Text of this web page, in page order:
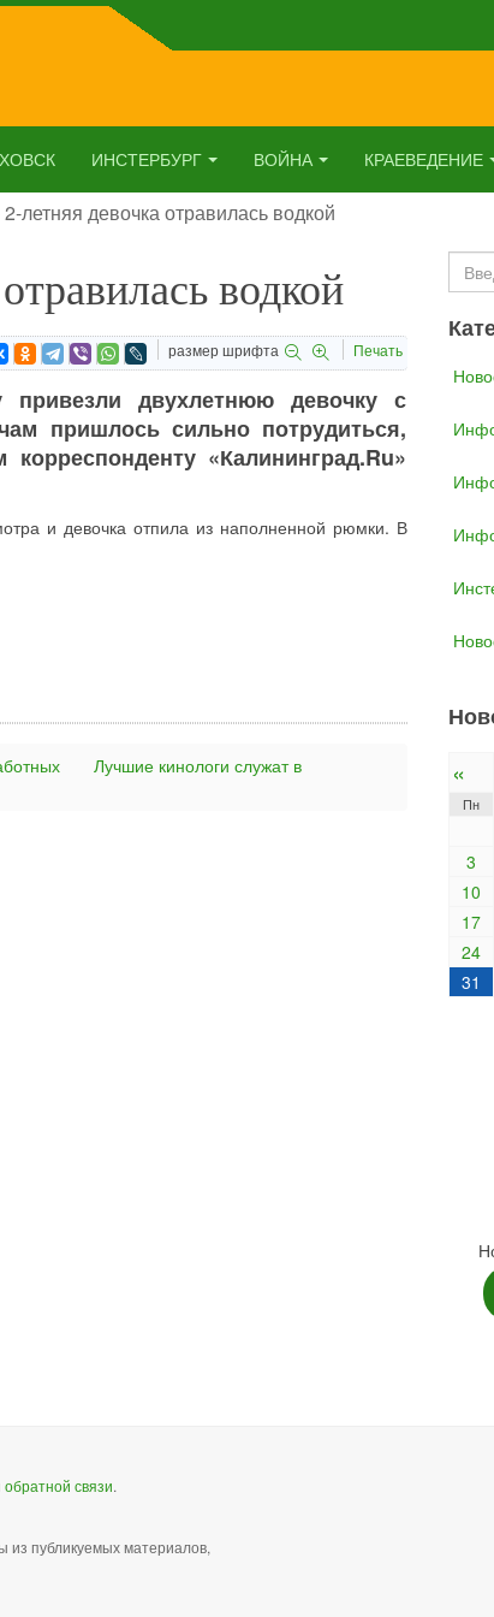
ИНСТЕРБУРГ ВОЙНА КРАЕВЕДЕНИЕ
летняя девочка отравилась водкой
водкой
размер шрифта Печать
двухлетнюю девочку с
пришлось сильно потрудиться,
«Калининград.Ru»
и девочка отпила из наполненной рюмки. В
Лучшие кинологи служат в
«
Пн
3
10
17
24
31
обратной связи.
из публикуемых материалов,